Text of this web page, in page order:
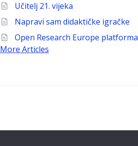
Učitelj 21. vijeka
Napravi sam didaktičke igračke
Open Research Europe platforma
More Articles